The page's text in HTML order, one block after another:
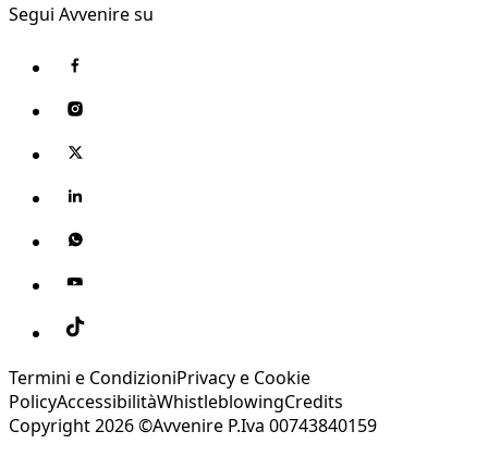
Segui Avvenire su
Termini e CondizioniPrivacy e Cookie
PolicyAccessibilitàWhistleblowingCredits
Copyright 2026 ©Avvenire P.Iva 00743840159